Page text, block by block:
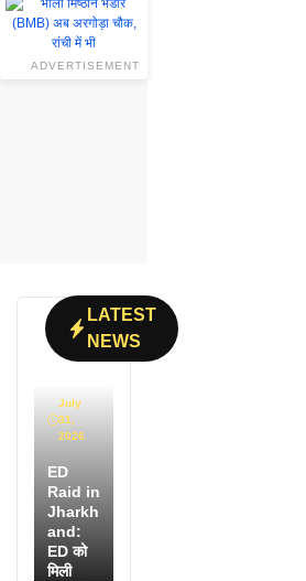
ADVERTISEMENT
LATEST
NEWS
July
31,
2026
ED
Raid in
Jharkh
and:
ED को
मिली